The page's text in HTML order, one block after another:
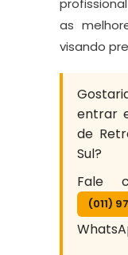
as
visando
entrar
de
Sul?
Fale
(011)